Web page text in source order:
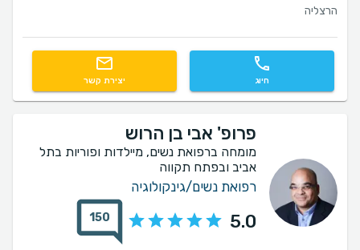
הרצליה
חיוג יצירת קשר
פרופ' אבי בן הרוש
מומחה ברפואת נשים, מיילדות ופוריות בתל
אביב ובפתח תקווה
רפואת נשים/גינקולוגיה
5.0
150